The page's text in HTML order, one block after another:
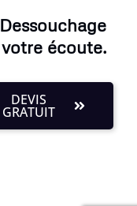
écoute.
DEVIS
GRATUIT